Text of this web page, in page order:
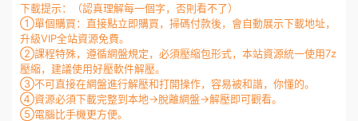
下載提示：（認真理解每一個字，否則看不了）
①單個購買：直接點立即購買，掃碼付款後，會自動展示下載地址，
升級VIP全站資源免費。
②課程特殊，遵循網盤規定，必須壓縮包形式，本站資源統一使用7z
壓縮，建議使用好壓軟件解壓。
③不可直接在網盤進行解壓和打開操作，容易被和諧，你懂的。
④資源必須下載完整到本地→脫離網盤→解壓即可觀看。
⑤電腦比手機更方便。